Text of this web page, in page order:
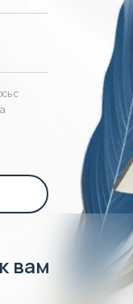
с
вам